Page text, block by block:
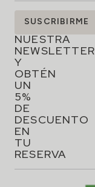
SUSCRÍBETE
NUESTRA
NEWSLETTER
Y
OBTÉN
UN
5%
DE
DESCUENTO
EN
TU
RESERVA
SUSCRIBIRME